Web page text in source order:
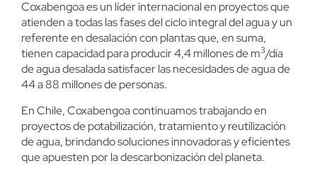
Coxabengoa es un líder internacional en proyectos que
atienden a todas las fases del ciclo integral del agua y un
referente en desalación con plantas que, en suma,
tienen capacidad para producir 4,4 millones de m3/día
de agua desalada satisfacer las necesidades de agua de
44 a 88 millones de personas.
En Chile, Coxabengoa continuamos trabajando en
proyectos de potabilización, tratamiento y reutilización
de agua, brindando soluciones innovadoras y eficientes
que apuesten por la descarbonización del planeta.